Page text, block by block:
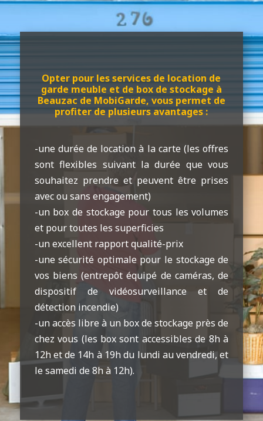
Opter pour les services de location de
garde meuble et de box de stockage à
Beauzac de MobiGarde, vous permet de
profiter de plusieurs avantages :
-une durée de location à la carte (les offres
sont flexibles suivant la durée que vous
souhaitez prendre et peuvent être prises
avec ou sans engagement)
-un box de stockage pour tous les volumes
et pour toutes les superficies
-un excellent rapport qualité-prix
-une sécurité optimale pour le stockage de
vos biens (entrepôt équipé de caméras, de
dispositif de vidéosurveillance et de
détection incendie)
-un accès libre à un box de stockage près de
chez vous (les box sont accessibles de 8h à
12h et de 14h à 19h du lundi au vendredi, et
le samedi de 8h à 12h).